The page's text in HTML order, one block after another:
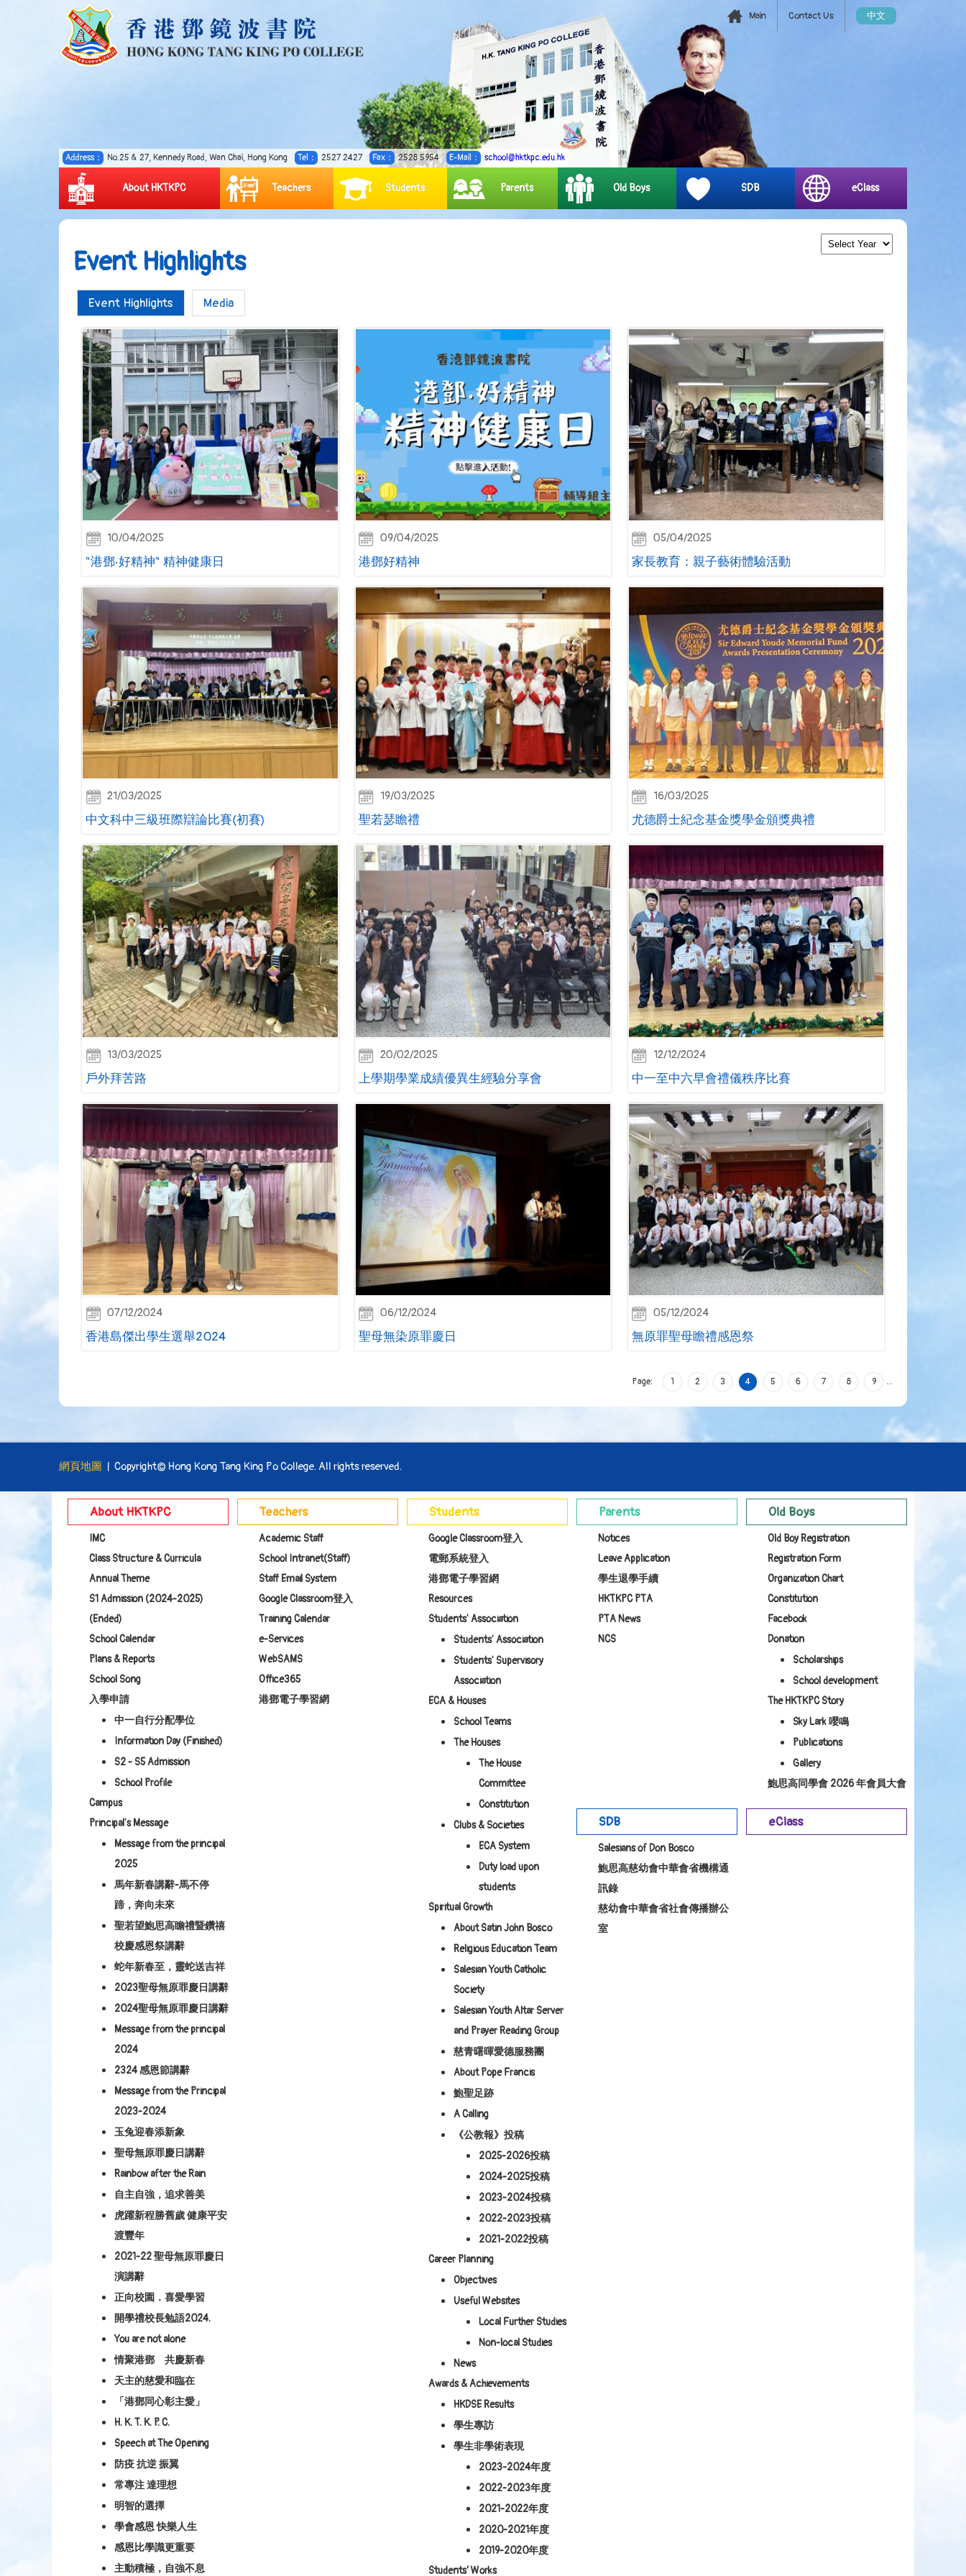
Address： No.25 & 27, Kennedy Road, Wan Chai, Hong Kong Tel： 2527 2427 Fax： 2528 5954 E-Mail： school@hktkpc.edu.hk
中文
Contact Us
Main
About HKTKPC Teachers Students Parents Old Boys SDB eClass
Event Highlights
Event Highlights Media
10/04/2025
"港鄧‧好精神" 精神健康日
09/04/2025
港鄧好精神
05/04/2025
家長教育：親子藝術體驗活動
21/03/2025
中文科中三級班際辯論比賽(初賽)
19/03/2025
聖若瑟瞻禮
16/03/2025
尤德爵士紀念基金獎學金頒獎典禮
13/03/2025
戶外拜苦路
20/02/2025
上學期學業成績優異生經驗分享會
12/12/2024
中一至中六早會禮儀秩序比賽
07/12/2024
香港島傑出學生選舉2024
06/12/2024
聖母無染原罪慶日
05/12/2024
無原罪聖母瞻禮感恩祭
Page: 1 2 3 4 5 6 7 8 9 …
網頁地圖 | Copyright© Hong Kong Tang King Po College. All rights reserved.
About HKTKPC
IMC
Class Structure & Curricula
Annual Theme
S1 Admission (2024-2025)
(Ended)
School Calendar
Plans & Reports
School Song
入學申請
中一自行分配學位
Information Day (Finished)
S2 - S5 Admission
School Profile
Campus
Principal's Message
Message from the principal
2025
馬年新春講辭-馬不停
蹄，奔向未來
聖若望鮑思高瞻禮暨鑽禧
校慶感恩祭講辭
蛇年新春至，靈蛇送吉祥
2023聖母無原罪慶日講辭
2024聖母無原罪慶日講辭
Message from the principal
2024
2324 感恩節講辭
Message from the Principal
2023-2024
玉兔迎春添新象
聖母無原罪慶日講辭
Rainbow after the Rain
自主自強，追求善美
虎躍新程勝舊歲 健康平安
渡豐年
2021-22 聖母無原罪慶日
演講辭
正向校園．喜愛學習
開學禮校長勉語2024.
You are not alone
情聚港鄧 共慶新春
天主的慈愛和臨在
「港鄧同心彰主愛」
H. K. T. K. P. C.
Speech at The Opening
防疫 抗逆 振翼
常專注 達理想
明智的選擇
學會感恩 快樂人生
感恩比學識更重要
主動積極，自強不息
Teachers
Academic Staff
School Intranet(Staff)
Staff Email System
Google Classroom登入
Training Calendar
e-Services
WebSAMS
Office365
港鄧電子學習網
Students
Google Classroom登入
電郵系統登入
港鄧電子學習網
Resources
Students' Association
Students' Association
Students' Supervisory
Association
ECA & Houses
School Teams
The Houses
The House
Committee
Constitution
Clubs & Societies
ECA System
Duty load upon
students
Spiritual Growth
About Satin John Bosco
Religious Education Team
Salesian Youth Catholic
Society
Salesian Youth Altar Server
and Prayer Reading Group
慈青曙暉愛德服務團
About Pope Francis
鮑聖足跡
A Calling
《公教報》投稿
2025-2026投稿
2024-2025投稿
2023-2024投稿
2022-2023投稿
2021-2022投稿
Career Planning
Objectives
Useful Websites
Local Further Studies
Non-local Studies
News
Awards & Achievements
HKDSE Results
學生專訪
學生非學術表現
2023-2024年度
2022-2023年度
2021-2022年度
2020-2021年度
2019-2020年度
Students’ Works
Parents
Notices
Leave Application
學生退學手續
HKTKPC PTA
PTA News
NCS
Old Boys
Old Boy Registration
Registration Form
Organization Chart
Constitution
Facebook
Donation
Scholarships
School development
The HKTKPC Story
Sky Lark 嚶鳴
Publications
Gallery
鮑思高同學會 2026 年會員大會
SDB
Salesians of Don Bosco
鮑思高慈幼會中華會省機構通
訊錄
慈幼會中華會省社會傳播辦公
室
eClass